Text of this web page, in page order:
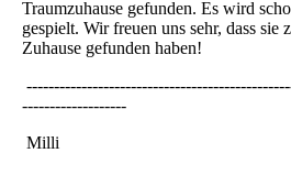
Traumzuhause gefunden. Es wird
gespielt. Wir freuen uns sehr, dass sie
Zuhause gefunden haben!
-------------------
Milli